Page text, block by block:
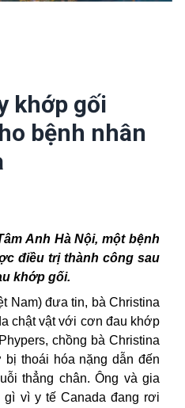
khớp gối
bệnh nhân
Anh Hà Nội, một bệnh
điều trị thành công sau
khớp gối.
Nam) đưa tin, bà Christina
chật vật với cơn đau khớp
chồng bà Christina
thoái hóa nặng dẫn đến
thẳng chân. Ông và gia
gì vì y tế Canada đang rơi